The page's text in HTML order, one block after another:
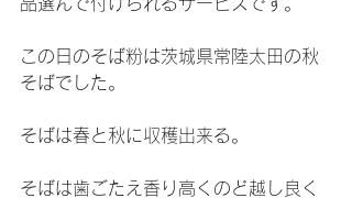
この日のそば粉は茨城県常陸太田の秋
そばでした。
そばは春と秋に収穫出来る。
そばは歯ごたえ香り高くのど越し良く